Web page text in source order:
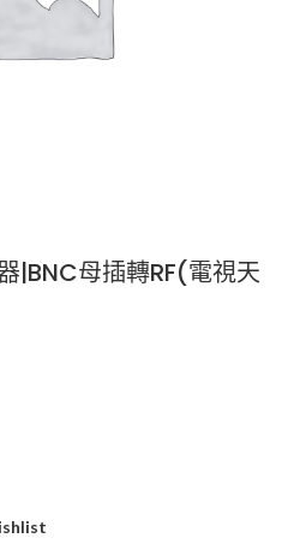
|BNC母插轉RF(電視天